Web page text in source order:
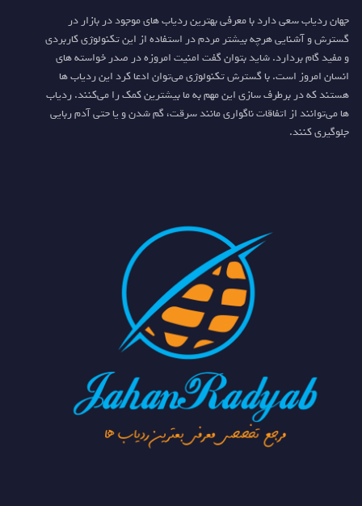
جهان ردیاب سعی دارد با معرفی بهترین ردیاب های موجود در بازار در
گسترش و آشنایی هرچه بیشتر مردم در استفاده از این تکنولوژی کاربردی
و مفید گام بردارد. شاید بتوان گفت امنیت امروزه در صدر خواسته های
انسان امروز است. با گسترش تکنولوژی می‌توان ادعا کرد این ردیاب ها
هستند که در برطرف سازی این مهم به ما بیشترین کمک را می‌کنند. ردیاب
ها می‌توانند از اتفاقات ناگواری مانند سرقت، گم شدن و یا حتی آدم ربایی
جلوگیری کنند.